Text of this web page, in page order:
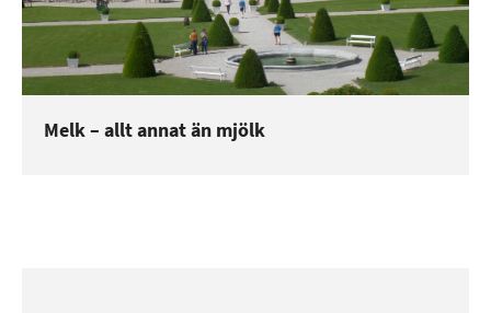
Melk – allt annat än mjölk